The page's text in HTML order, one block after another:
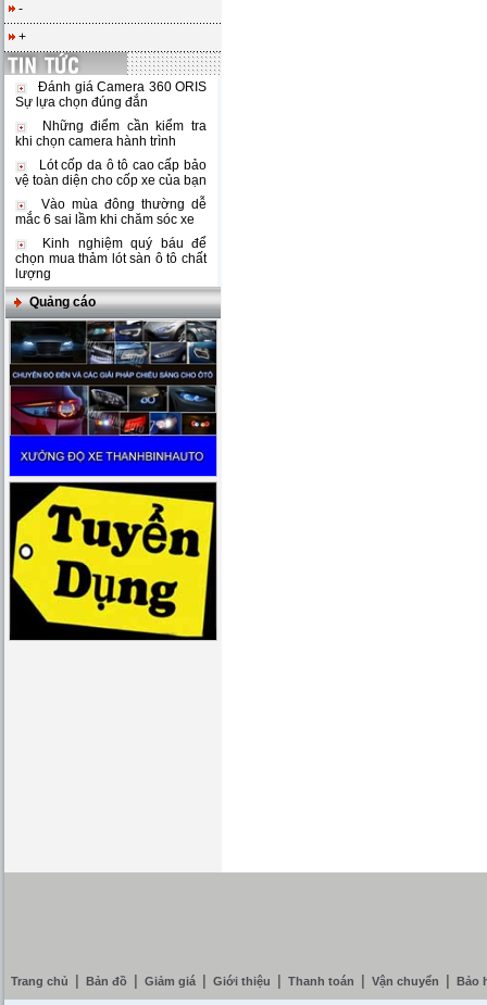
-
+
Đánh giá Camera 360 ORIS
Sự lựa chọn đúng đắn
Những điểm cần kiểm tra
khi chọn camera hành trình
Lót cốp da ô tô cao cấp bảo
vệ toàn diện cho cốp xe của bạn
Vào mùa đông thường dễ
mắc 6 sai lầm khi chăm sóc xe
Kinh nghiệm quý báu để
chọn mua thảm lót sàn ô tô chất
lượng
Quảng cáo
Trang chủ Bản đồ Giảm giá Giới thiệu Thanh toán Vận chuyển Bảo